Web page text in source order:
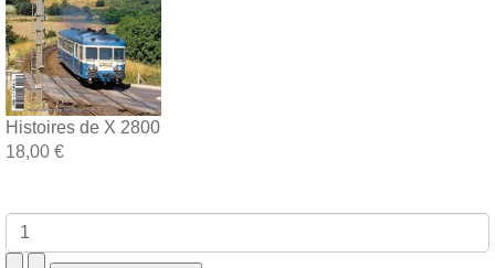
Histoires de X 2800
18,00 €